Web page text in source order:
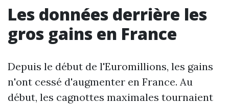
Les données derrière les
gros gains en France
Depuis le début de l'Euromillions, les gains
n'ont cessé d'augmenter en France. Au
début, les cagnottes maximales tournaient